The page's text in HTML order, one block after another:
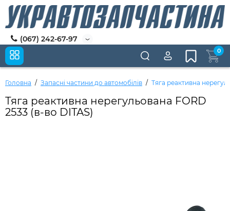
(067) 242-67-97
0
Головна Запасні частини до автомобілів Тяга реактивна
Тяга реактивна нерегульована FORD
2533 (в-во DITAS)